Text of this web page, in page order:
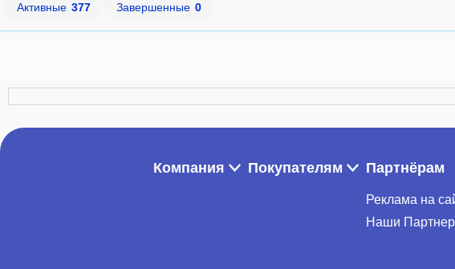
Активные 377 Завершенные 0
Компания Покупателям Партнёрам
Реклама на
Наши